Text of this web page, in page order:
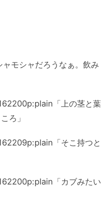
ャモシャだろうなぁ。飲み
「上の茎と葉
ろ」
「そこ持つと
「カブみたい